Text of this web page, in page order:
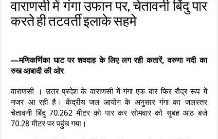
वाराणसी में गंगा उफान पर, चेतावनी बिंदु पार
करते ही तटवर्ती इलाके सहमे
—मणिकर्णिका घाट पर शवदाह के लिए लग रही कतारें, वरुणा नदी का
रुख आबादी की ओर
वाराणसी । उत्तर प्रदेश के वाराणसी में गंगा एक बार फिर रौद्र रूप में
नजर आ रही है। केंद्रीय जल आयोग के अनुसार गंगा का जलस्तर
चेतावनी बिंदु 70.262 मीटर को पार कर सोमवार को सुबह आठ बजे
70.28 मीटर पर पहुंच गया।